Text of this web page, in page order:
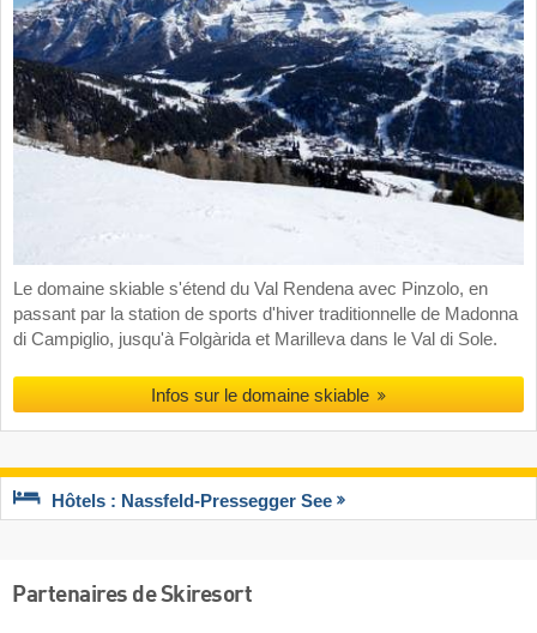
Le domaine skiable s'étend du Val Rendena avec Pinzolo, en
passant par la station de sports d'hiver traditionnelle de Madonna
di Campiglio, jusqu'à Folgàrida et Marilleva dans le Val di Sole.
Infos sur le domaine skiable
Hôtels : Nassfeld-Pressegger See
Partenaires de Skiresort